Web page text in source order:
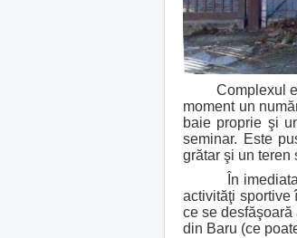
Complexul
moment un
baie proprie şi
seminar. Este
grătar şi un teren
În imediata
activităţi sportive
ce se
din Baru (ce